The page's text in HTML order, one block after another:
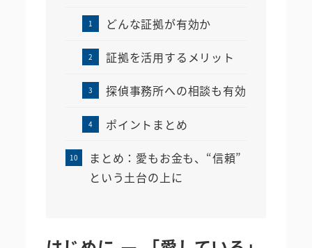
どんな証拠が有効か
証拠を活用するメリット
探偵事務所への相談も有効
ポイントまとめ
まとめ：愛もお金も、“信頼”
という土台の上に